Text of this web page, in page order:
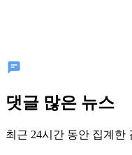
댓글 많은 뉴스
최근 24시간 동안 집계한